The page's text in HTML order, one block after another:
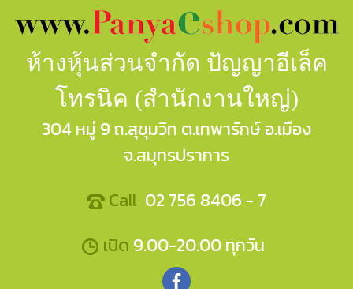
ห้างหุ้นส่วนจำกัด ปัญญาอีเล็ค
โทรนิค (สำนักงานใหญ่)
304 หมู่ 9 ถ.สุขุมวิท ต.เทพารักษ์ อ.เมือง
จ.สมุทรปราการ
Call 02 756 8406 - 7
เปิด 9.00-20.00 ทุกวัน